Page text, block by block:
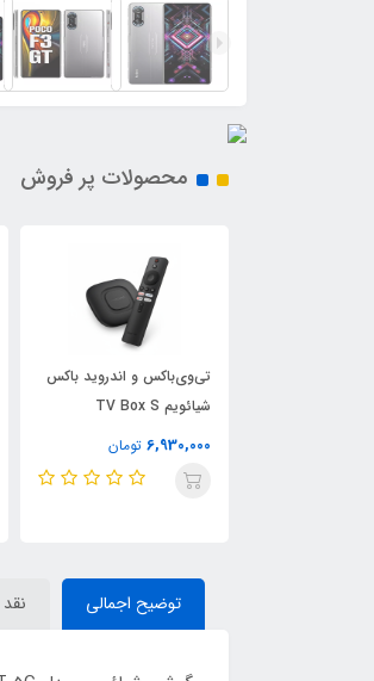
محصولات پر فروش
تی‌وی‌باکس و اندروید باکس
شیائویم TV Box S
6,930,000 تومان
توضیح اجمالی